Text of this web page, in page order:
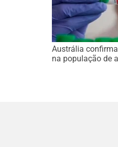
Austrália
na população de